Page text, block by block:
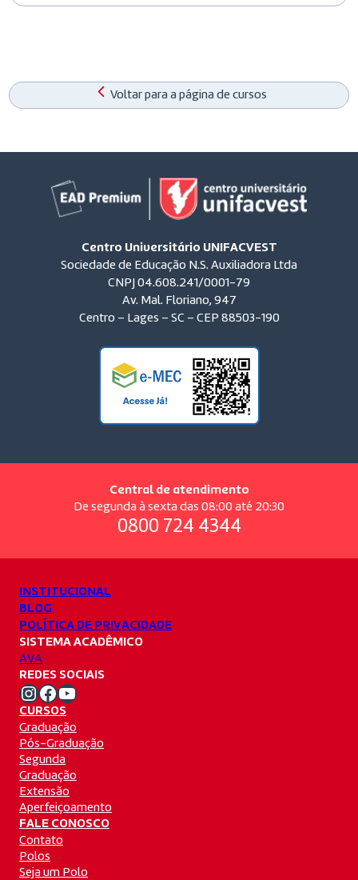
Voltar para a página de cursos
Centro Universitário UNIFACVEST
Sociedade de Educação N.S. Auxiliadora Ltda
CNPJ 04.608.241/0001-79
Av. Mal. Floriano, 947
Centro – Lages – SC – CEP 88503-190
Central de atendimento
De segunda à sexta das 08:00 até 20:30
0800 724 4344
INSTITUCIONAL
BLOG
POLÍTICA DE PRIVACIDADE
SISTEMA ACADÊMICO
AVA
REDES SOCIAIS
Instagram Unifacvest Facebook Unifacvest Youtube Unifacvest
CURSOS
Graduação
Pós-Graduação
Segunda
Graduação
Extensão
Aperfeiçoamento
FALE CONOSCO
Contato
Polos
Seja um Polo